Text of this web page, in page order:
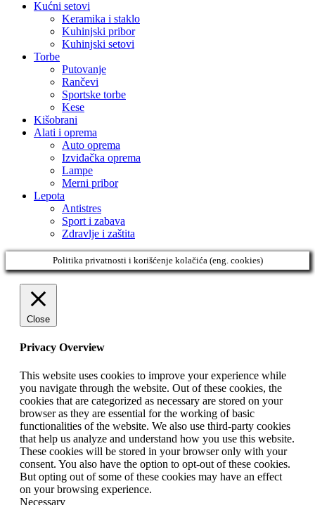
Kućni setovi
Keramika i staklo
Kuhinjski pribor
Kuhinjski setovi
Torbe
Putovanje
Rančevi
Sportske torbe
Kese
Kišobrani
Alati i oprema
Auto oprema
Izviđačka oprema
Lampe
Merni pribor
Lepota
Antistres
Sport i zabava
Zdravlje i zaštita
Politika privatnosti i korišćenje kolačića (eng. cookies)
Close
Privacy Overview
This website uses cookies to improve your experience while
you navigate through the website. Out of these cookies, the
cookies that are categorized as necessary are stored on your
browser as they are essential for the working of basic
functionalities of the website. We also use third-party cookies
that help us analyze and understand how you use this website.
These cookies will be stored in your browser only with your
consent. You also have the option to opt-out of these cookies.
But opting out of some of these cookies may have an effect
on your browsing experience.
Necessary